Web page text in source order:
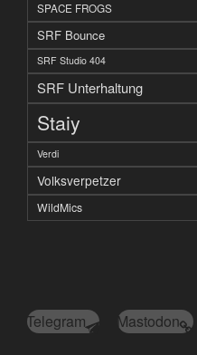
SPACE FROGS
SRF Bounce
SRF Studio 404
SRF Unterhaltung
Staiy
Verdi
Volksverpetzer
WildMics
Telegram Mastodon